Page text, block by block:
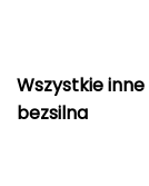
Wszystkie
bezsilna